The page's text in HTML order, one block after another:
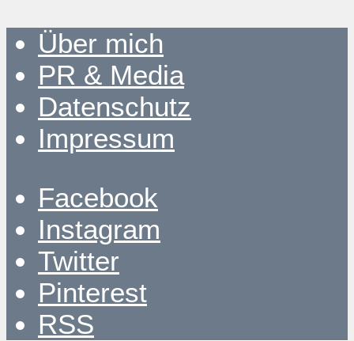
Über mich
PR & Media
Datenschutz
Impressum
Facebook
Instagram
Twitter
Pinterest
RSS